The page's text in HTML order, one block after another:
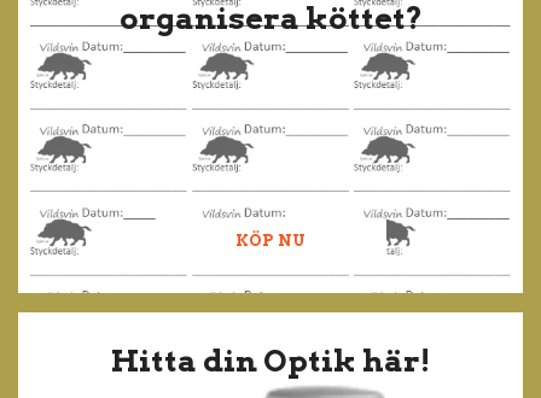
organisera köttet?
KÖP NU
Hitta din Optik här!